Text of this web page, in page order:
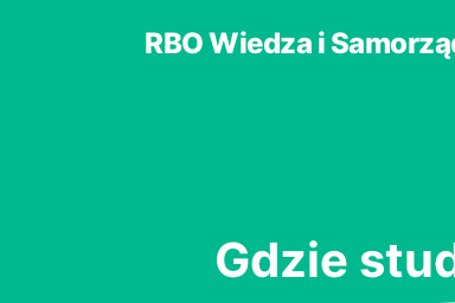
RBO Wiedza i
Gdzie